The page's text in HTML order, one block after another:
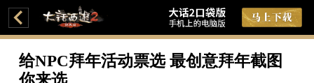
给NPC拜年活动票选 最创意拜年截图
你来选